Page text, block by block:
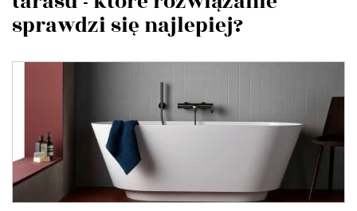
sprawdzi się najlepiej?